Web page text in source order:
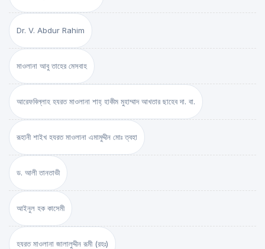
Dr. V. Abdur Rahim
মাওলানা আবু তাহের মেসবাহ
আরেফবিল্লাহ হযরত মাওলানা শাহ্ হাকীম মুহাম্মাদ আখতার ছাহেব দা. বা.
রূহানী শাইখ হযরত মাওলানা এমামুদ্দীন মোঃ ত্বহা
ড. আলী তানতাভী
আইনুল হক কাসেমী
হযরত মাওলানা জালালুদ্দীন রূমী (রহঃ)